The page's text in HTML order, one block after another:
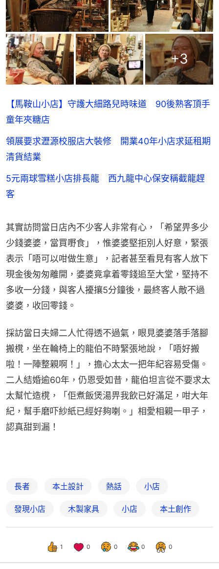
+3
【馬鞍山小店】守護大細路兒時味道 90後熟客頂手
童年夾糖店
領展要求瀝源校服店大裝修 開業40年小店求延租期
清貨結業
5元兩球雪糕小店排長龍 西九龍中心保安稱截龍趕
客
其實訪問當日店內不少客人非常有心，「希望畀多少
少錢婆婆，當買嘢食」，惟婆婆堅拒別人好意，緊張
表示「唔可以咁做生意」，記者甚至看見有客人放下
現金後匆匆離開，婆婆竟拿着零錢追至大堂，堅持不
多收一分錢，與客人擾攘5分鐘後，最終客人敵不過
婆婆，收回零錢。
採訪當日夫婦二人忙得透不過氣，眼見婆婆落手落腳
搬櫈，坐在輪椅上的龍伯不時緊張地說，「唔好搬
啦！一陣整親啊！」，擔心太太一把年紀容易受傷。
二人結婚逾60年，仍恩受如昔，龍伯坦言從不要求太
太幫忙造櫈，「佢煮飯煲湯畀我飲已好滿足，咁大年
紀，幫手磨吓紗紙已經好夠喇。」相愛相親一甲子，
認真甜到漏！
長者 本土設計 熱話 小店
發現小店 木製家具 小店 本土創作
1 0 0 0 0